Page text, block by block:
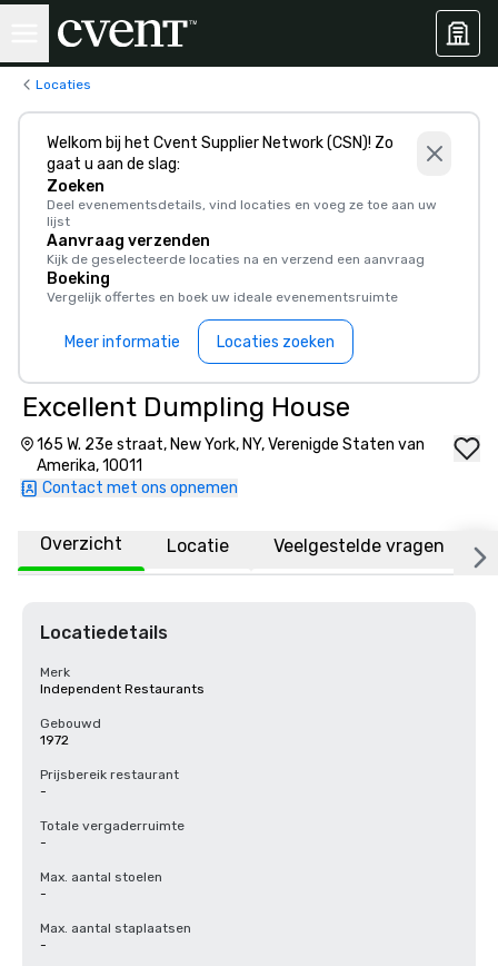
Locaties
Welkom bij het Cvent Supplier Network (CSN)! Zo
gaat u aan de slag:
Zoeken
Deel evenementsdetails, vind locaties en voeg ze toe aan uw
lijst
Aanvraag verzenden
Kijk de geselecteerde locaties na en verzend een aanvraag
Boeking
Vergelijk offertes en boek uw ideale evenementsruimte
Meer informatie Locaties zoeken
Excellent Dumpling House
165 W. 23e straat, New York, NY, Verenigde Staten van
Amerika, 10011
Contact met ons opnemen
Overzicht Locatie Veelgestelde vragen
Locatiedetails
Merk
Independent Restaurants
Gebouwd
1972
Prijsbereik restaurant
-
Totale vergaderruimte
-
Max. aantal stoelen
-
Max. aantal staplaatsen
-